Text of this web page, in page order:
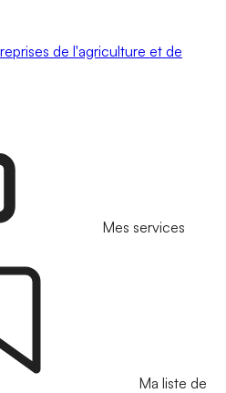
de l'agriculture et de
Mes services
Ma liste de